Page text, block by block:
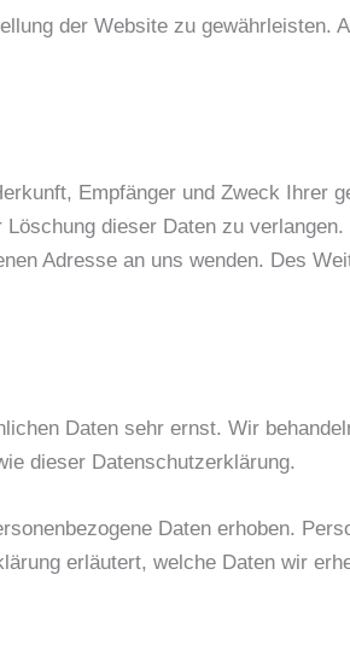
der Website zu gewährleisten.
Empfänger und Zweck Ihrer
dieser Daten zu
Adresse an uns wenden. Des
Daten sehr ernst. Wir
dieser Datenschutzerklärung.
Daten erhoben.
erläutert, welche Daten wir